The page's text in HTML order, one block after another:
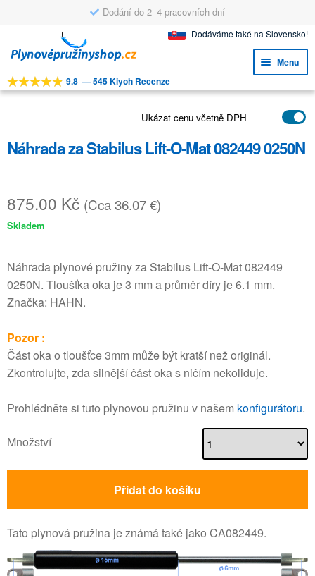
Dodání do 2–4 pracovních dní
na
k
webu
Dodáváme také na Slovensko!
Menu
NÁSTROJE
menu
menu
APLIKACE
FAQ
9.8 —545 Kiyoh Recenze
Ukázat cenu včetně DPH
Náhrada za Stabilus Lift-O-Mat 082449 0250N
875.00 Kč (Cca 36.07 €)
Skladem
Náhrada plynové pružiny za Stabilus Lift-O-Mat 082449
0250N. Tloušťka oka je 3 mm a průměr díry je 6.1 mm.
Značka: HAHN.
Pozor :
Část oka o tloušťce 3mm může být kratší než originál.
Zkontrolujte, zda silnější část oka s ničím nekoliduje.
Prohlédněte si tuto plynovou pružinu v našem konfigurátoru.
Množství
Přidat do košíku
Tato plynová pružina je známá také jako CA082449.